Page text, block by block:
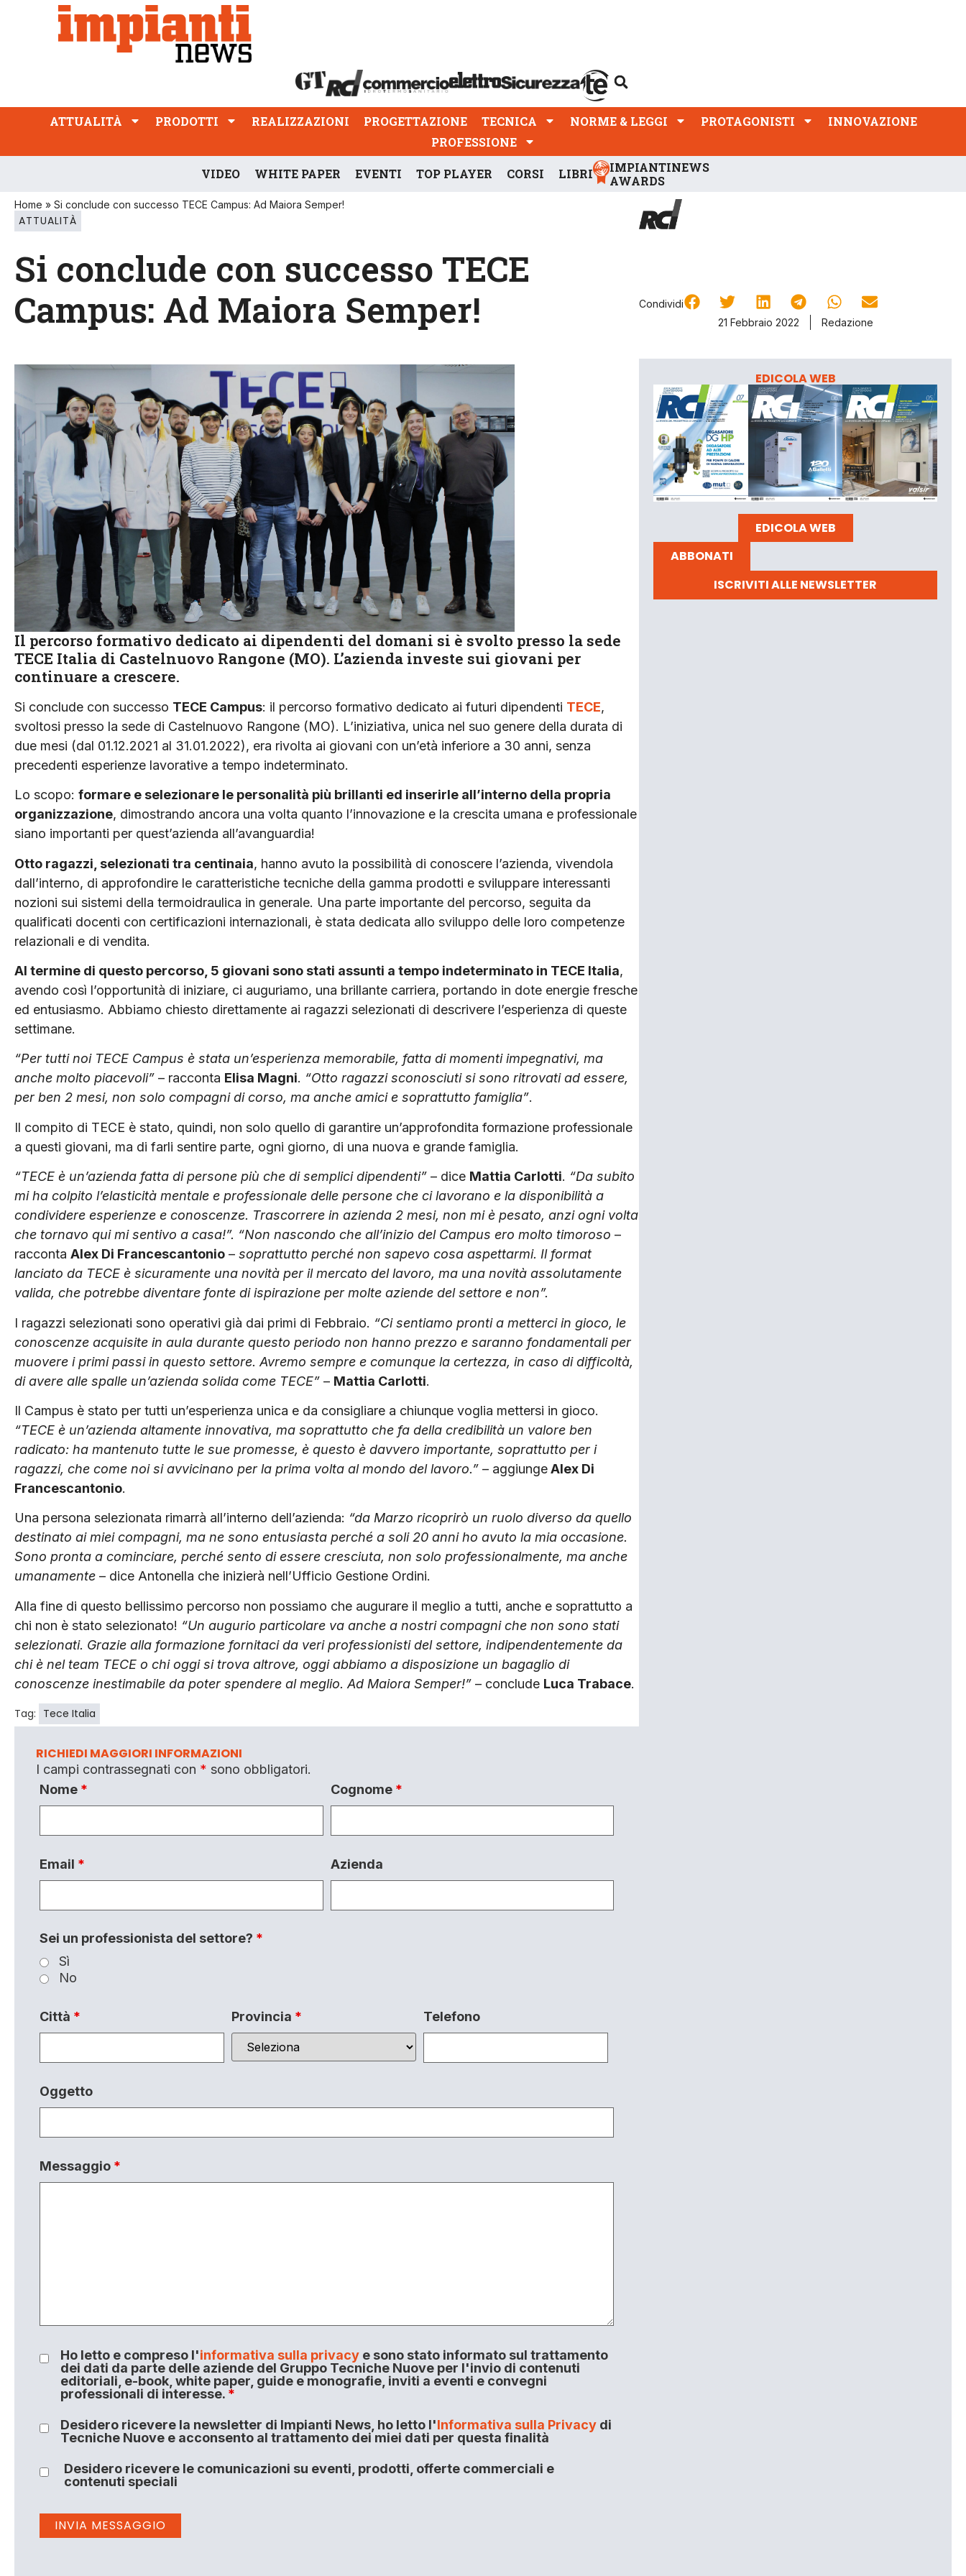
ATTUALITÀ PRODOTTI REALIZZAZIONI
PROFESSIONE
ATTUALITÀ PRODOTTI REALIZZAZIONI PROGETTAZIONE TECNICA NORME & LEGGI PROTAGONISTI
INNOVAZIONE
PROFESSIONE
VIDEO WHITE PAPER EVENTI TOP PLAYER CORSI LIBRI
IMPIANTINEWS
AWARDS
Home » Si conclude con successo TECE Campus: Ad Maiora Semper!
ATTUALITÀ
Si conclude con successo TECE
Campus: Ad Maiora Semper!
Condividi
21 Febbraio 2022
Redazione
Il percorso formativo dedicato ai dipendenti del domani si è svolto presso la sede
TECE Italia di Castelnuovo Rangone (MO). L’azienda investe sui giovani per
continuare a crescere.
Si conclude con successo TECE Campus: il percorso formativo dedicato ai futuri dipendenti TECE,
svoltosi presso la sede di Castelnuovo Rangone (MO). L’iniziativa, unica nel suo genere della durata di
due mesi (dal 01.12.2021 al 31.01.2022), era rivolta ai giovani con un’età inferiore a 30 anni, senza
precedenti esperienze lavorative a tempo indeterminato.
Lo scopo: formare e selezionare le personalità più brillanti ed inserirle all’interno della propria
organizzazione, dimostrando ancora una volta quanto l’innovazione e la crescita umana e professionale
siano importanti per quest’azienda all’avanguardia!
Otto ragazzi, selezionati tra centinaia, hanno avuto la possibilità di conoscere l’azienda, vivendola
dall’interno, di approfondire le caratteristiche tecniche della gamma prodotti e sviluppare interessanti
nozioni sui sistemi della termoidraulica in generale. Una parte importante del percorso, seguita da
qualificati docenti con certificazioni internazionali, è stata dedicata allo sviluppo delle loro competenze
relazionali e di vendita.
Al termine di questo percorso, 5 giovani sono stati assunti a tempo indeterminato in TECE Italia,
avendo così l’opportunità di iniziare, ci auguriamo, una brillante carriera, portando in dote energie fresche
ed entusiasmo. Abbiamo chiesto direttamente ai ragazzi selezionati di descrivere l’esperienza di queste
settimane.
“Per tutti noi TECE Campus è stata un’esperienza memorabile, fatta di momenti impegnativi, ma
anche molto piacevoli” – racconta Elisa Magni. “Otto ragazzi sconosciuti si sono ritrovati ad essere,
per ben 2 mesi, non solo compagni di corso, ma anche amici e soprattutto famiglia”.
Il compito di TECE è stato, quindi, non solo quello di garantire un’approfondita formazione professionale
a questi giovani, ma di farli sentire parte, ogni giorno, di una nuova e grande famiglia.
“TECE è un’azienda fatta di persone più che di semplici dipendenti” – dice Mattia Carlotti. “Da subito
mi ha colpito l’elasticità mentale e professionale delle persone che ci lavorano e la disponibilità a
condividere esperienze e conoscenze. Trascorrere in azienda 2 mesi, non mi è pesato, anzi ogni volta
che tornavo qui mi sentivo a casa!”. “Non nascondo che all’inizio del Campus ero molto timoroso –
racconta Alex Di Francescantonio – soprattutto perché non sapevo cosa aspettarmi. Il format
lanciato da TECE è sicuramente una novità per il mercato del lavoro, ma una novità assolutamente
valida, che potrebbe diventare fonte di ispirazione per molte aziende del settore e non”.
I ragazzi selezionati sono operativi già dai primi di Febbraio. “Ci sentiamo pronti a metterci in gioco, le
conoscenze acquisite in aula durante questo periodo non hanno prezzo e saranno fondamentali per
muovere i primi passi in questo settore. Avremo sempre e comunque la certezza, in caso di difficoltà,
di avere alle spalle un’azienda solida come TECE” – Mattia Carlotti.
Il Campus è stato per tutti un’esperienza unica e da consigliare a chiunque voglia mettersi in gioco.
“TECE è un’azienda altamente innovativa, ma soprattutto che fa della credibilità un valore ben
radicato: ha mantenuto tutte le sue promesse, è questo è davvero importante, soprattutto per i
ragazzi, che come noi si avvicinano per la prima volta al mondo del lavoro.” – aggiungeAlex Di
Francescantonio.
Una persona selezionata rimarrà all’interno dell’azienda: “da Marzo ricoprirò un ruolo diverso da quello
destinato ai miei compagni, ma ne sono entusiasta perché a soli 20 anni ho avuto la mia occasione.
Sono pronta a cominciare, perché sento di essere cresciuta, non solo professionalmente, ma anche
umanamente – dice Antonella che inizierà nell’Ufficio Gestione Ordini.
Alla fine di questo bellissimo percorso non possiamo che augurare il meglio a tutti, anche e soprattutto a
chi non è stato selezionato! “Un augurio particolare va anche a nostri compagni che non sono stati
selezionati. Grazie alla formazione fornitaci da veri professionisti del settore, indipendentemente da
chi è nel team TECE o chi oggi si trova altrove, oggi abbiamo a disposizione un bagaglio di
conoscenze inestimabile da poter spendere al meglio. Ad Maiora Semper!” – conclude Luca Trabace.
Tag: Tece Italia
RICHIEDI MAGGIORI INFORMAZIONI
I campi contrassegnati con * sono obbligatori.
Nome * Cognome *
Email * Azienda
Sei un professionista del settore? *
Sì
No
Città * Provincia * Telefono
Oggetto
Messaggio *
Ho letto e compreso l'informativa sulla privacye sono stato informato sul trattamento
dei dati da parte delle aziende del Gruppo Tecniche Nuove per l'invio di contenuti
editoriali, e-book, white paper, guide e monografie, inviti a eventi e convegni
professionali di interesse. *
Desidero ricevere la newsletter di Impianti News, ho letto l'Informativa sulla Privacydi
Tecniche Nuove e acconsento al trattamento dei miei dati per questa finalità
Desidero ricevere le comunicazioni su eventi, prodotti, offerte commerciali e
contenuti speciali
EDICOLA WEB
EDICOLA WEB
ABBONATI
ISCRIVITI ALLE NEWSLETTER